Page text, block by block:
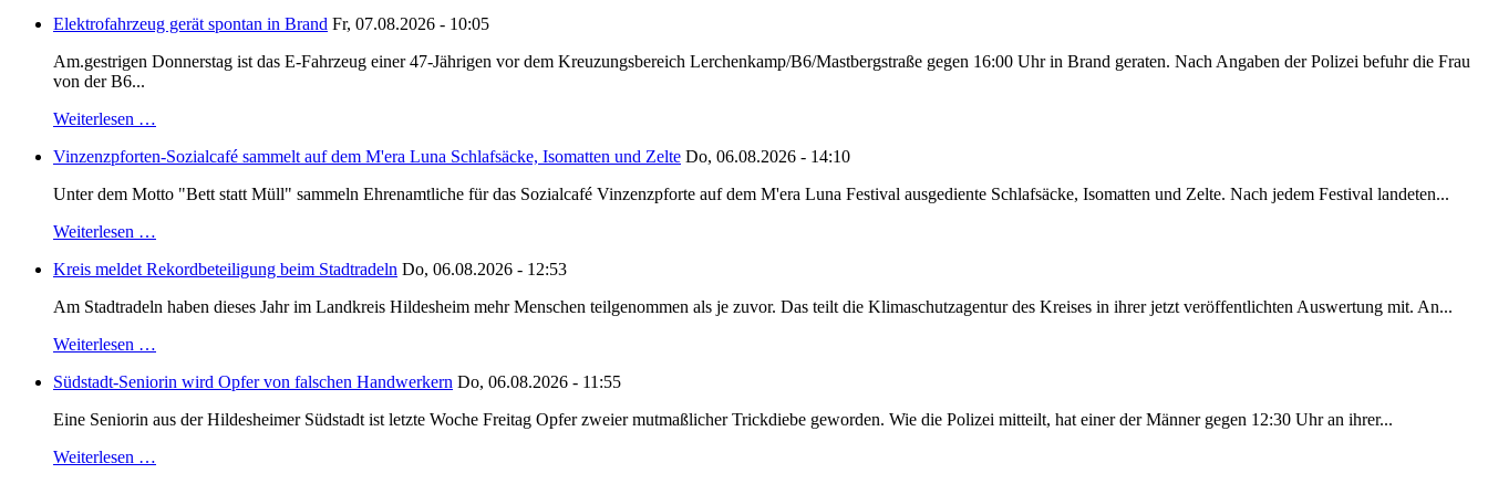
Elektrofahrzeug gerät spontan in Brand Fr, 07.08.2026 - 10:05
Am.gestrigen Donnerstag ist das E-Fahrzeug einer 47-Jährigen vor dem Kreuzungsbereich Lerchenkamp/B6/Mastbergstraße gegen 16:00 Uhr in Brand geraten. Nach Angaben der Polizei befuhr die Frau
von der B6...
Weiterlesen …
Vinzenzpforten-Sozialcafé sammelt auf dem M'era Luna Schlafsäcke, Isomatten und Zelte Do, 06.08.2026 - 14:10
Unter dem Motto "Bett statt Müll" sammeln Ehrenamtliche für das Sozialcafé Vinzenzpforte auf dem M'era Luna Festival ausgediente Schlafsäcke, Isomatten und Zelte. Nach jedem Festival landeten...
Weiterlesen …
Kreis meldet Rekordbeteiligung beim Stadtradeln Do, 06.08.2026 - 12:53
Am Stadtradeln haben dieses Jahr im Landkreis Hildesheim mehr Menschen teilgenommen als je zuvor. Das teilt die Klimaschutzagentur des Kreises in ihrer jetzt veröffentlichten Auswertung mit. An...
Weiterlesen …
Südstadt-Seniorin wird Opfer von falschen Handwerkern Do, 06.08.2026 - 11:55
Eine Seniorin aus der Hildesheimer Südstadt ist letzte Woche Freitag Opfer zweier mutmaßlicher Trickdiebe geworden. Wie die Polizei mitteilt, hat einer der Männer gegen 12:30 Uhr an ihrer...
Weiterlesen …